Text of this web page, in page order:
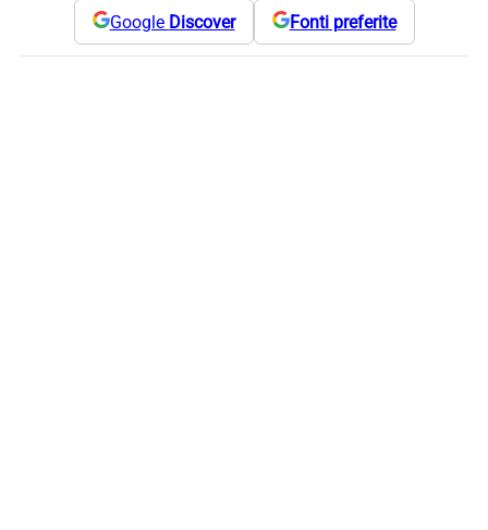
Google Discover Fonti preferite